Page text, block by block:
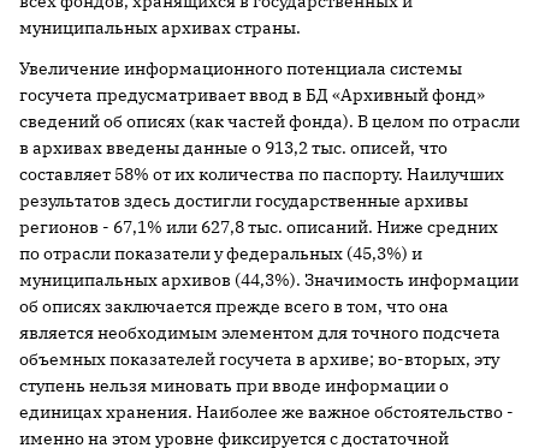
муниципальных архивах страны.
Увеличение информационного потенциала системы
госучета предусматривает ввод в БД «Архивный фонд»
сведений об описях (как частей фонда). В целом по отрасли
в архивах введены данные о 913,2 тыс. описей, что
составляет 58% от их количества по паспорту. Наилучших
результатов здесь достигли государственные архивы
регионов - 67,1% или 627,8 тыс. описаний. Ниже средних
по отрасли показатели у федеральных (45,3%) и
муниципальных архивов (44,3%). Значимость информации
об описях заключается прежде всего в том, что она
является необходимым элементом для точного подсчета
объемных показателей госучета в архиве; во-вторых, эту
ступень нельзя миновать при вводе информации о
единицах хранения. Наиболее же важное обстоятельство -
именно на этом уровне фиксируется с достаточной